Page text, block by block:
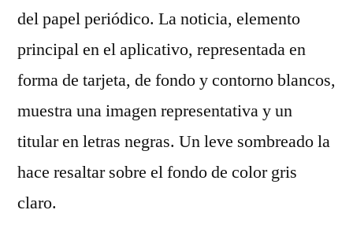
del papel periódico. La noticia, elemento
principal en el aplicativo, representada en
forma de tarjeta, de fondo y contorno blancos,
muestra una imagen representativa y un
titular en letras negras. Un leve sombreado la
hace resaltar sobre el fondo de color gris
claro.